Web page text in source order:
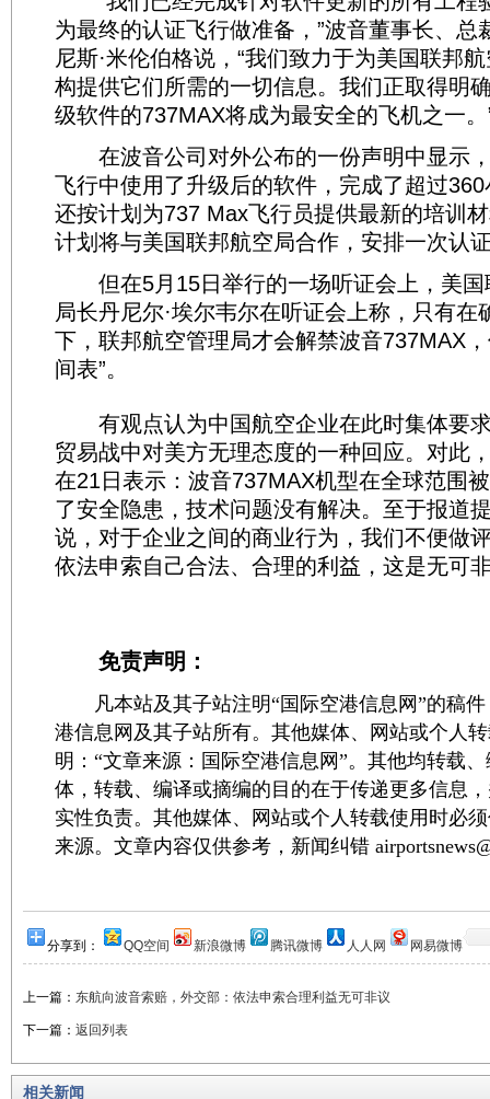
为最终的认证飞行做准备，”波音董事长、总
尼斯·米伦伯格说，“我们致力于为美国联邦
构提供它们所需的一切信息。我们正取得明
级软件的737MAX将成为最安全的飞机之一。
在波音公司对外公布的一份声明中显示
飞行中使用了升级后的软件，完成了超过
还按计划为737 Max飞行员提供最新的培训
计划将与美国联邦航空局合作，安排一次认
但在5月15日举行的一场听证会上，美国
局长丹尼尔·埃尔韦尔在听证会上称，只有在
下，联邦航空管理局才会解禁波音737MAX
间表”。
有观点认为中国航空企业在此时集体要
贸易战中对美方无理态度的一种回应。对此
在21日表示：波音737MAX机型在全球范围
了安全隐患，技术问题没有解决。至于报道
说，对于企业之间的商业行为，我们不便做
依法申索自己合法、合理的利益，这是无可
免责声明：
凡本站及其子站注明“国际空港信息网”的稿件
港信息网及其子站所有。其他媒体、网站或个人
明：“文章来源：国际空港信息网”。其他均转载
体，转载、编译或摘编的目的在于传递更多信息
实性负责。其他媒体、网站或个人转载使用时必
来源。文章内容仅供参考，新闻纠错
分享到： QQ空间 新浪微博 腾讯微博 人人网 网易微博
上一篇： 东航向波音索赔，外交部：依法申索合理利益无可非议
下一篇： 返回列表
相关新闻